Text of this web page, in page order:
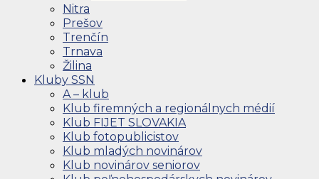
Nitra
Prešov
Trenčín
Trnava
Žilina
Kluby SSN
A – klub
Klub firemných a regionálnych médií
Klub FIJET SLOVAKIA
Klub fotopublicistov
Klub mladých novinárov
Klub novinárov seniorov